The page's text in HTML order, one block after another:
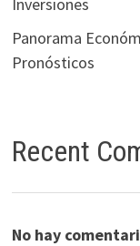
Panorama
Pronósticos
Recent
No hay